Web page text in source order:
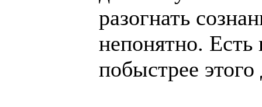
разогнать
непонятно. Есть
побыстрее этого